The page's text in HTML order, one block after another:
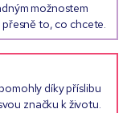
možnostem
to, co chcete.
díky příslibu
značku k životu.